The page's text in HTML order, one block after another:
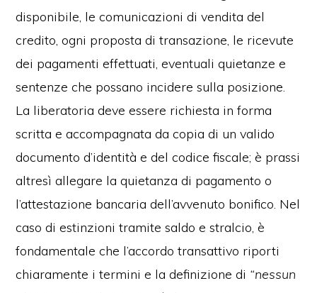
disponibile, le comunicazioni di vendita del
credito, ogni proposta di transazione, le ricevute
dei pagamenti effettuati, eventuali quietanze e
sentenze che possano incidere sulla posizione.
La liberatoria deve essere richiesta in forma
scritta e accompagnata da copia di un valido
documento d’identità e del codice fiscale; è prassi
altresì allegare la quietanza di pagamento o
l’attestazione bancaria dell’avvenuto bonifico. Nel
caso di estinzioni tramite saldo e stralcio, è
fondamentale che l’accordo transattivo riporti
chiaramente i termini e la definizione di “nessun